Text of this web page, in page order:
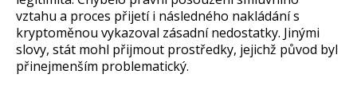
vztahu a proces přijetí i následného nakládání s
kryptoměnou vykazoval zásadní nedostatky. Jinými
slovy, stát mohl přijmout prostředky, jejichž původ byl
přinejmenším problematický.